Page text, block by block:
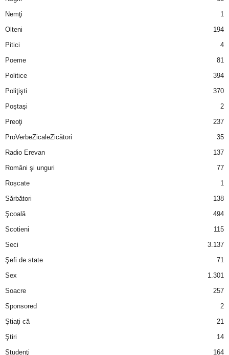
Nemţi
1
Olteni
194
Pitici
4
Poeme
81
Politice
394
Poliţişti
370
Poştaşi
2
Preoţi
237
ProVerbeZicaleZicători
35
Radio Erevan
137
Români şi unguri
77
Roșcate
1
Sărbători
138
Şcoală
494
Scotieni
115
Seci
3.137
Şefi de state
71
Sex
1.301
Soacre
257
Sponsored
2
Ştiaţi că
21
Ştiri
14
Studenţi
164